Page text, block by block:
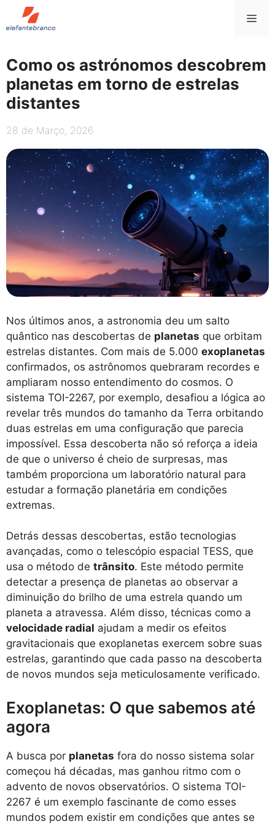
Saltar
para
Como os astrónomos descobrem
planetas em torno de estrelas
distantes
28 de Março, 2026
Nos últimos anos, a astronomia deu um salto
quântico nas descobertas de planetas que orbitam
estrelas distantes. Com mais de 5.000 exoplanetas
confirmados, os astrônomos quebraram recordes e
ampliaram nosso entendimento do cosmos. O
sistema TOI-2267, por exemplo, desafiou a lógica ao
revelar três mundos do tamanho da Terra orbitando
duas estrelas em uma configuração que parecia
impossível. Essa descoberta não só reforça a ideia
de que o universo é cheio de surpresas, mas
também proporciona um laboratório natural para
estudar a formação planetária em condições
extremas.
Detrás dessas descobertas, estão tecnologias
avançadas, como o telescópio espacial TESS, que
usa o método de trânsito. Este método permite
detectar a presença de planetas ao observar a
diminuição do brilho de uma estrela quando um
planeta a atravessa. Além disso, técnicas como a
velocidade radial ajudam a medir os efeitos
gravitacionais que exoplanetas exercem sobre suas
estrelas, garantindo que cada passo na descoberta
de novos mundos seja meticulosamente verificado.
Exoplanetas: O que sabemos até
agora
A busca por planetas fora do nosso sistema solar
começou há décadas, mas ganhou ritmo com o
advento de novos observatórios. O sistema TOI-
2267 é um exemplo fascinante de como esses
mundos podem existir em condições que antes se